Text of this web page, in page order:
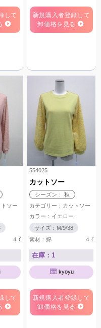
して
新規購入者登録して
卸価格を見る
５％ ウール １５％
ソー
％ アクリル ３０％ ポリ
して
554025
カットソー
シーズン： 秋
カテゴリー：カットソー
カラー：イエロー
サイズ：M/9/38
素材：綿 ４０％ ア
在庫：1
kyoyu
新規購入者登録して
卸価格を見る